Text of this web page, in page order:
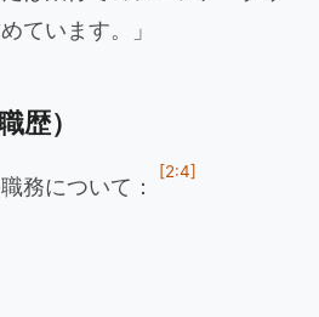
ています。」
歴）
務について：
[2:4]